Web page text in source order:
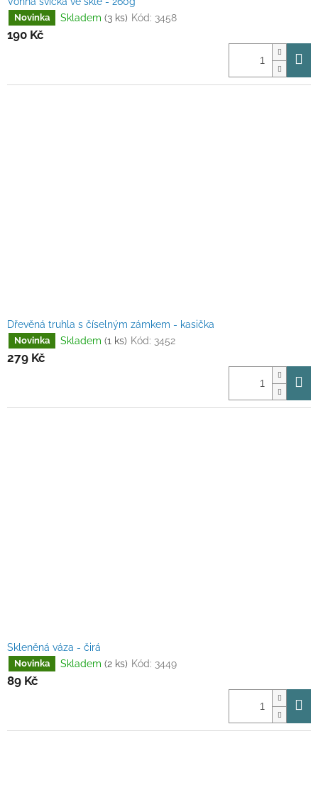
Novinka Skladem (3 ks) Kód: 3458
190 Kč
Dřevěná truhla s číselným zámkem - kasička
Novinka Skladem (1 ks) Kód: 3452
279 Kč
Skleněná váza - čirá
Novinka Skladem (2 ks) Kód: 3449
89 Kč